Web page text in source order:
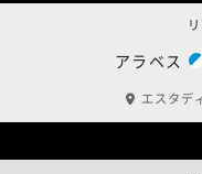
アラベス
エスタデ